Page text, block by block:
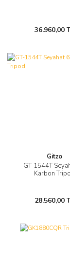
36.960,00
Gitzo
GT-1544T
Karbon
28.560,00